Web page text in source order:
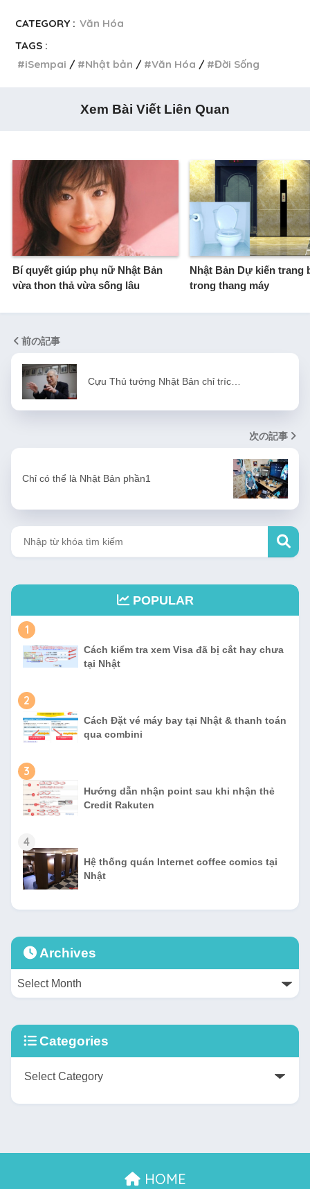
CATEGORY : Văn Hóa
TAGS :
iSempai
Nhật bản Văn Hóa Đời Sống
Xem Bài Viết Liên Quan
Bí quyết giúp phụ nữ Nhật Bản
vừa thon thả vừa sống lâu
Nhật Bản Dự kiến trang
trong thang máy
前の記事
Cựu Thủ tướng Nhật Bản chỉ tríc…
次の記事
Chỉ có thể là Nhật Bản phần1
POPULAR
1
Cách kiểm tra xem Visa đã bị cắt hay chưa
tại Nhật
2
Cách Đặt vé máy bay tại Nhật & thanh toán
qua combini
3
Hướng dẫn nhận point sau khi nhận thẻ
Credit Rakuten
4
Hệ thống quán Internet coffee comics tại
Nhật
Archives
Categories
HOME